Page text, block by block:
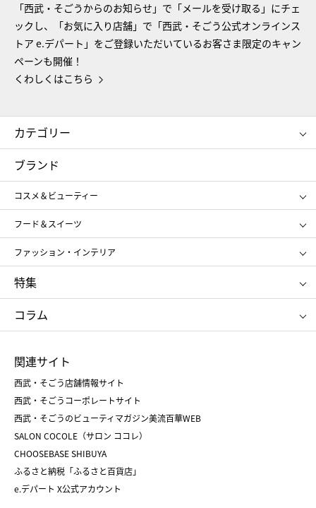
「西武・そごうからのお知らせ」で「メールを受け取る」にチェ
ックし、「お気に入り店舗」で「西武・そごう公式オンラインス
トア e.デパート」をご登録いただいているお客さま限定のキャン
ペーンも開催！
くわしくはこちら
カテゴリー
コスメ＆ビューティー
ギフト
レディース
メンズ
スポーツ・アウトドア
お中元
お歳暮
ブランド
コスメ＆ビューティー
SHISEIDO
ポール&ジョー ボーテ
ジルスチュアート
NARS
RMK
クリニーク
SK-Ⅱ
フード＆スイーツ
アンリ・シャルパンティエ
ゴディバ
新宿高野
たねや
ねんりん家
ファッション・インテリア
ポロ ラルフ ローレン
タケオ キクチ
ママ＆キッズ
シュタイフ
特集
お中元
ひな人形
五月人形
父の日
クリスマスケーキ
ホワイトデー
コラム
菓子折り
和菓子
人気のギフト
バレンタイン
ホワイトデー
おせち
フード
関連サイト
西武・そごう店舗情報サイト
西武・そごうコーポレートサイト
西武・そごうのビューティマガジン美流百華WEB
SALON COCOLE（サロン ココレ）
CHOOSEBASE SHIBUYA
ふるさと納税「ふるさと百貨店」
e.デパート X公式アカウント